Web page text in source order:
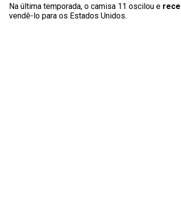
Na última temporada, o camisa 11 oscilou e
vendê-lo para os Estados Unidos.